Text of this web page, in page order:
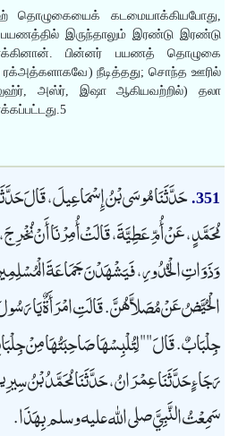
தொழுகையைக் கடமையாக்கியபோது,
இருந்தாலும் இரண்டு இரண்டு
பின்னர் பயணத் தொழுகை
நீடித்தது; சொந்த ஊரில்
அஸ்ர், இஷா ஆகியவற்றில்) தலா
351. حَدَّثَنَا مُوسَى بْنُ إِسْمَاعِيلَ، قَالَ
مُحَمَّدٍ، عَنْ أُمِّ عَطِيَّةَ، قَالَتْ أُمِرْنَا أَنْ
وَذَوَاتِ الْخُدُورِ، فَيَشْهَدْنَ جَمَاعَةَ
الْحُيَّضُ عَنْ مُصَلاَّهُنَّ. قَالَتِ امْرَأَةٌ يَا رَسُولَ
جِلْبَابٌ. قَالَ "" لِتُلْبِسْهَا صَاحِبَتُهَا مِنْ
رَجَاءٍ حَدَّثَنَا عِمْرَانُ، حَدَّثَنَا مُحَمَّدُ بْنُ
سَمِعْتُ النَّبِيَّ صلى الله عليه وسلم بِهَذَا.